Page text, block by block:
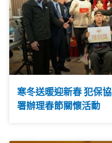
寒冬送暖迎新春 犯保
署辦理春節關懷活動